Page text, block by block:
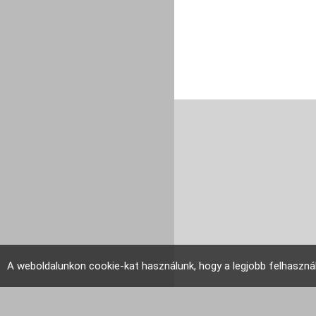
A weboldalunkon cookie-kat használunk, hogy a legjobb